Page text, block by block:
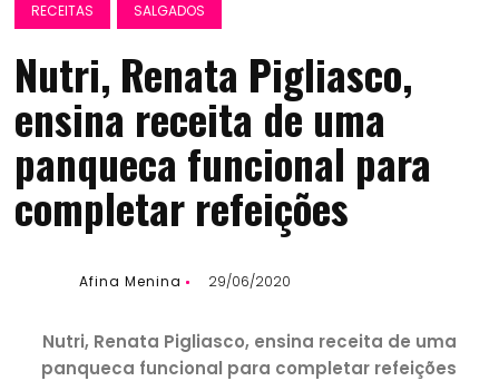
RECEITAS SALGADOS
Nutri, Renata Pigliasco,
ensina receita de uma
panqueca funcional para
completar refeições
Afina Menina 29/06/2020
Nutri, Renata Pigliasco, ensina receita de uma
panqueca funcional para completar refeições